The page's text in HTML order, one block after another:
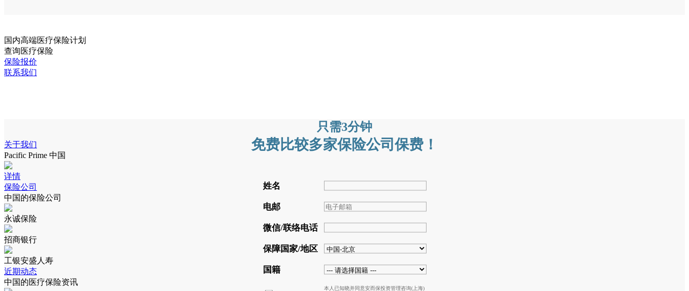
国内高端医疗保险计划
查询医疗保险
保险报价
联系我们
关于我们
Pacific Prime 中国
详情
保险公司
中国的保险公司
永诚保险
招商银行
工银安盛人寿
近期动态
中国的医疗保险资讯
只需3分钟
免费比较多家保险公司保费！
姓名
电邮
微信/联络电话
保障国家/地区
国籍
本人已知晓并同意安而保投资管理咨询(上海)